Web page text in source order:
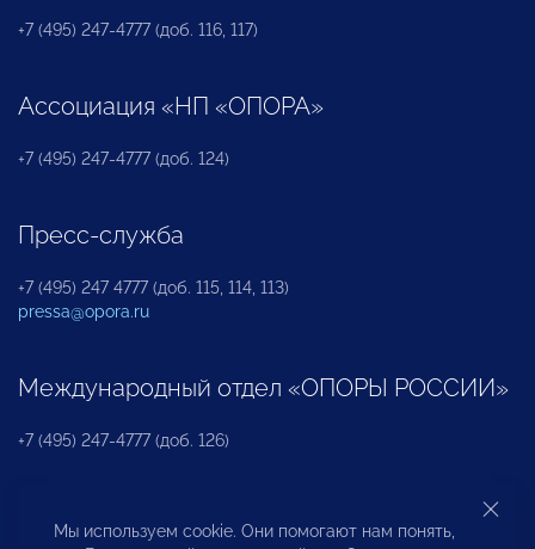
+7 (495) 247-4777 (доб. 116, 117)
Ассоциация «НП «ОПОРА»
+7 (495) 247-4777 (доб. 124)
Пресс-служба
+7 (495) 247 4777 (доб. 115, 114, 113)
pressa@opora.ru
Международный отдел «ОПОРЫ РОССИИ»
+7 (495) 247-4777 (доб. 126)
Бюро по защите прав предпринимателей и
Мы используем cookie. Они помогают нам понять,